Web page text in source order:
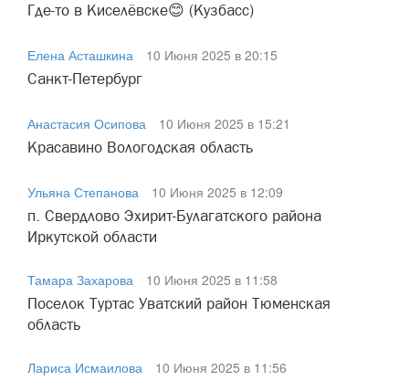
Где-то в Киселёвске😊 (Кузбасс)
Елена Асташкина
10 Июня 2025 в 20:15
Санкт-Петербург
Анастасия Осипова
10 Июня 2025 в 15:21
Красавино Вологодская область
Ульяна Степанова
10 Июня 2025 в 12:09
п. Свердлово Эхирит-Булагатского района
Иркутской области
Тамара Захарова
10 Июня 2025 в 11:58
Поселок Туртас Уватский район Тюменская
область
Лариса Исмаилова
10 Июня 2025 в 11:56